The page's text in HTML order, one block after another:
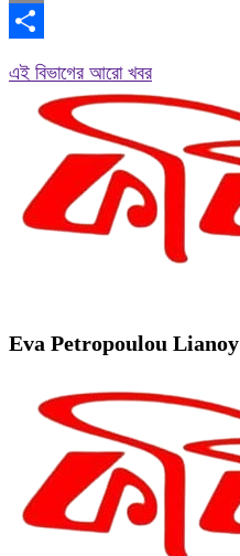
Copy
এই বিভাগের আরো খবর
Eva Petropoulou Lianoy